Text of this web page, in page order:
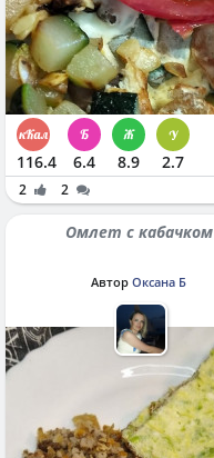
116.4 6.4 8.9 2.7
2 2
Омлет с кабачком
Автор Оксана Б